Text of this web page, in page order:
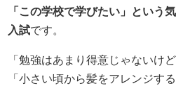
「この学校で学びたい」という
入試です。
「勉強はあまり得意じゃないけ
「小さい頃から髪をアレンジす